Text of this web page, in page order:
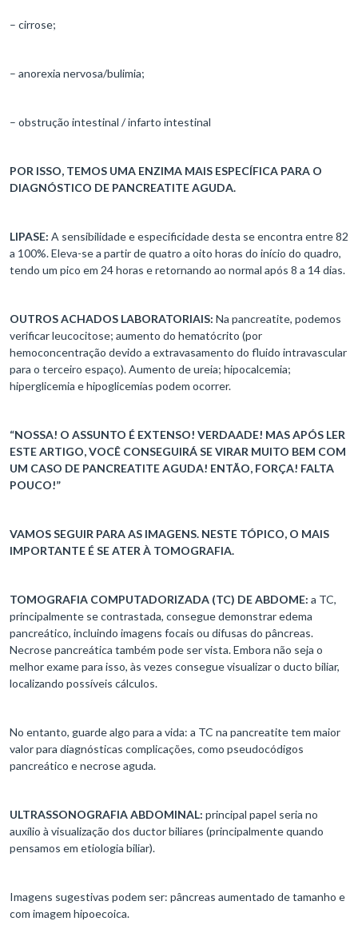
– cirrose;
– anorexia nervosa/bulimia;
– obstrução intestinal / infarto intestinal
POR ISSO, TEMOS UMA ENZIMA MAIS ESPECÍFICA PARA O
DIAGNÓSTICO DE PANCREATITE AGUDA.
LIPASE: A sensibilidade e especificidade desta se encontra entre 82
a 100%. Eleva-se a partir de quatro a oito horas do início do quadro,
tendo um pico em 24 horas e retornando ao normal após 8 a 14 dias.
OUTROS ACHADOS LABORATORIAIS: Na pancreatite, podemos
verificar leucocitose; aumento do hematócrito (por
hemoconcentração devido a extravasamento do fluido intravascular
para o terceiro espaço). Aumento de ureia; hipocalcemia;
hiperglicemia e hipoglicemias podem ocorrer.
“NOSSA! O ASSUNTO É EXTENSO! VERDAADE! MAS APÓS LER
ESTE ARTIGO, VOCÊ CONSEGUIRÁ SE VIRAR MUITO BEM COM
UM CASO DE PANCREATITE AGUDA! ENTÃO, FORÇA! FALTA
POUCO!”
VAMOS SEGUIR PARA AS IMAGENS. NESTE TÓPICO, O MAIS
IMPORTANTE É SE ATER À TOMOGRAFIA.
TOMOGRAFIA COMPUTADORIZADA (TC) DE ABDOME: a TC,
principalmente se contrastada, consegue demonstrar edema
pancreático, incluindo imagens focais ou difusas do pâncreas.
Necrose pancreática também pode ser vista. Embora não seja o
melhor exame para isso, às vezes consegue visualizar o ducto biliar,
localizando possíveis cálculos.
No entanto, guarde algo para a vida: a TC na pancreatite tem maior
valor para diagnósticas complicações, como pseudocódigos
pancreático e necrose aguda.
ULTRASSONOGRAFIA ABDOMINAL: principal papel seria no
auxílio à visualização dos ductor biliares (principalmente quando
pensamos em etiologia biliar).
Imagens sugestivas podem ser: pâncreas aumentado de tamanho e
com imagem hipoecoica.